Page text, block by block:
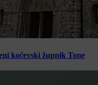
kočevski župnik Tone